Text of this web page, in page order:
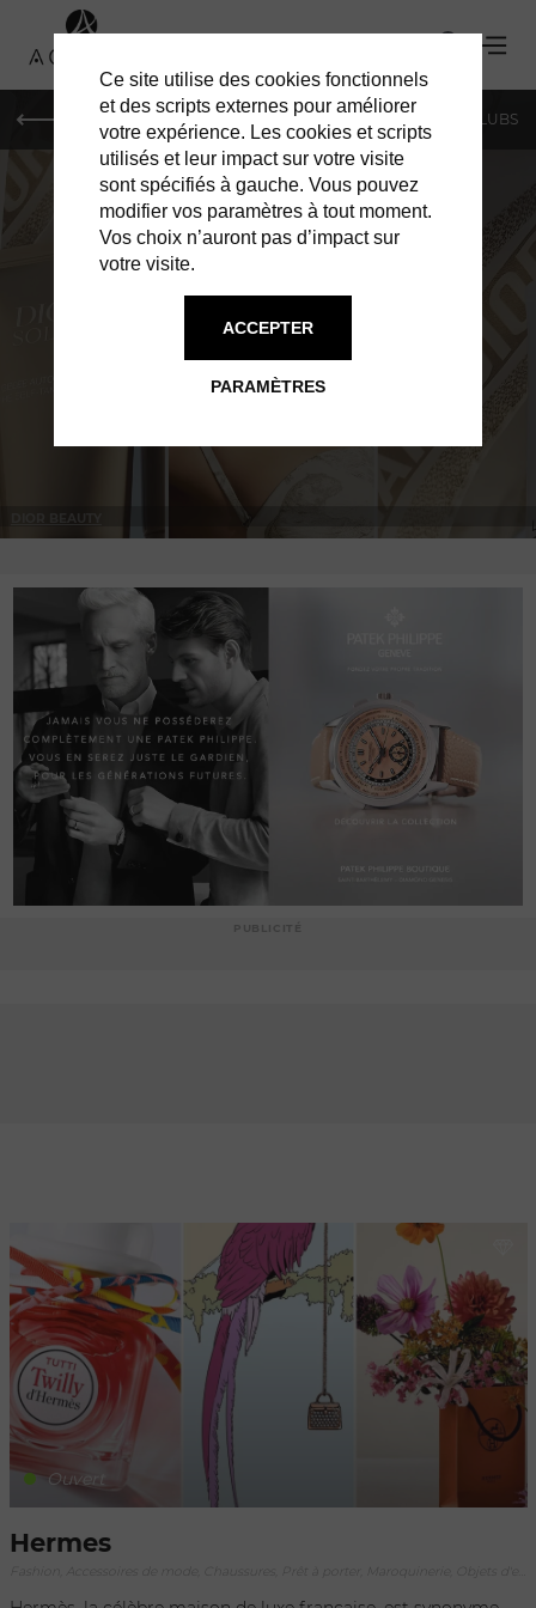
SHOPPING RESTAURANTS BARS & CLUBS
SHOPPING
Ouvert
Hermes
Ce site utilise des cookies fonctionnels
et des scripts externes pour améliorer
votre expérience. Les cookies et scripts
utilisés et leur impact sur votre visite
sont spécifiés à gauche. Vous pouvez
modifier vos paramètres à tout moment.
Vos choix n’auront pas d’impact sur
votre visite.
PARAMÈTRES
ACCEPTER